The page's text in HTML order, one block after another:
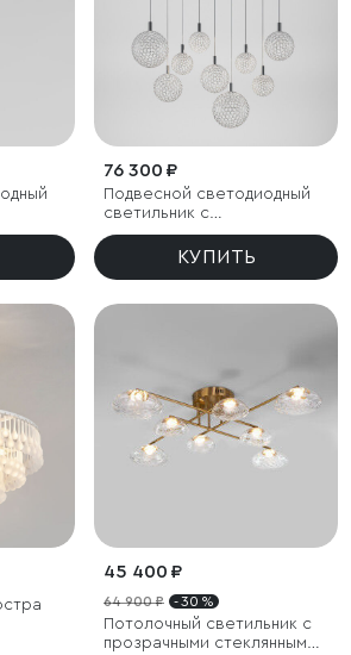
76 300 ₽
Подвесной светодиодный
светильник с
металлическими
плафонамиКУПИТЬ
45 400 ₽
64 900 ₽ - 30 %
Потолочный светильник с
прозрачными стеклянными